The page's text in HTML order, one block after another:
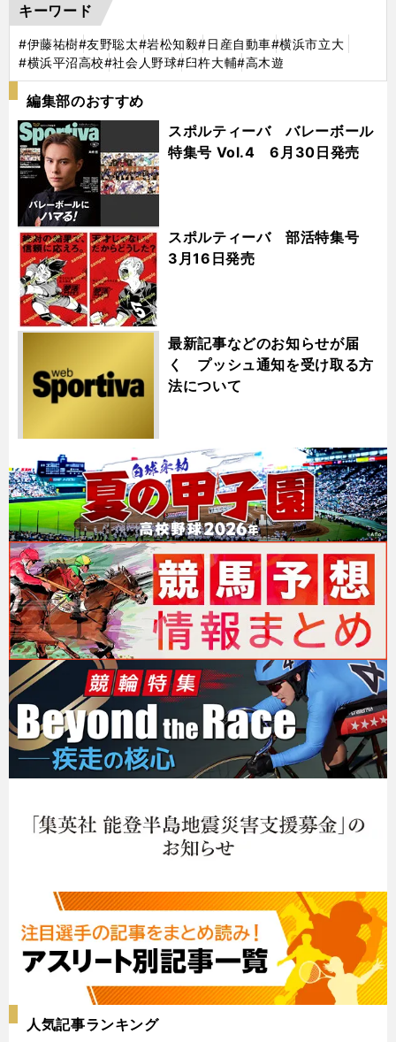
キーワード
#伊藤祐樹#友野聡太#岩松知毅#日産自動車#横浜市立大
#横浜平沼高校#社会人野球#臼杵大輔#高木遊
編集部のおすすめ
スポルティーバ バレーボール
特集号 Vol.4 6月30日発売
スポルティーバ 部活特集号
3月16日発売
最新記事などのお知らせが届
く プッシュ通知を受け取る方
法について
人気記事ランキング